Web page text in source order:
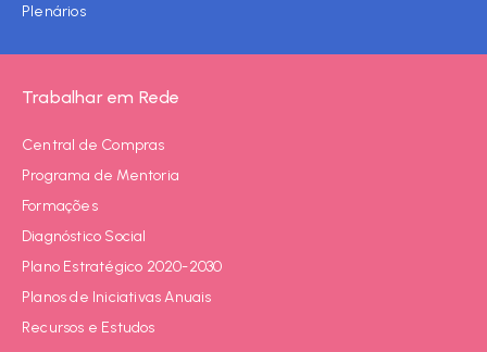
Plenários
Trabalhar em Rede
Central de Compras
Programa de Mentoria
Formações
Diagnóstico Social
Plano Estratégico 2020-2030
Planos de Iniciativas Anuais
Recursos e Estudos